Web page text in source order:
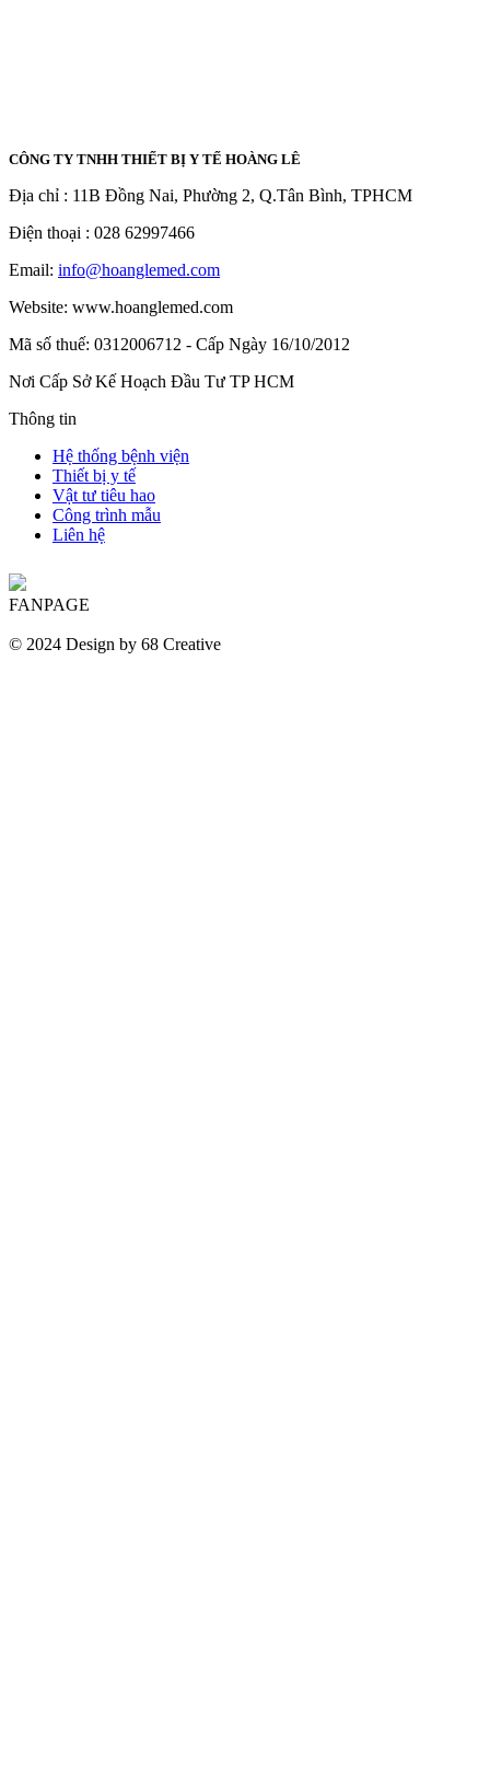
CÔNG TY TNHH THIẾT BỊ Y TẾ HOÀNG LÊ
Địa chỉ : 11B Đồng Nai, Phường 2, Q.Tân Bình, TPHCM
Điện thoại : 028 62997466
Email: info@hoanglemed.com
Website: www.hoanglemed.com
Mã số thuế: 0312006712 - Cấp Ngày 16/10/2012
Nơi Cấp Sở Kế Hoạch Đầu Tư TP HCM
Thông tin
Hệ thống bệnh viện
Thiết bị y tế
Vật tư tiêu hao
Công trình mẫu​
Liên hệ​
FANPAGE
© 2024 Design by 68 Creative